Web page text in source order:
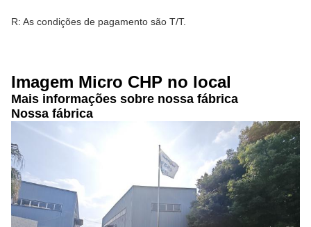
R: As condições de pagamento são T/T.
Imagem Micro CHP no local
Mais informações sobre nossa fábrica
Nossa fábrica